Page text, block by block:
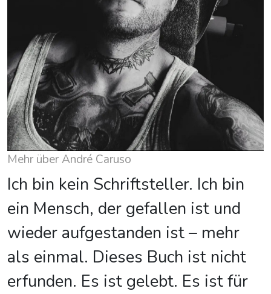
Mehr über André Caruso
Ich bin kein Schriftsteller. Ich bin
ein Mensch, der gefallen ist und
wieder aufgestanden ist – mehr
als einmal. Dieses Buch ist nicht
erfunden. Es ist gelebt. Es ist für